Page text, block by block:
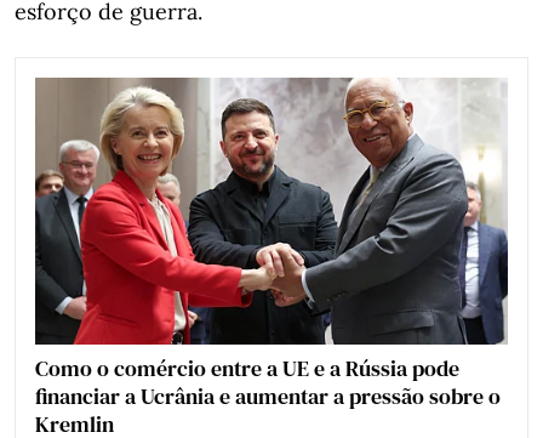
esforço de guerra.
Como o comércio entre a UE e a Rússia pode
financiar a Ucrânia e aumentar a pressão sobre o
Kremlin